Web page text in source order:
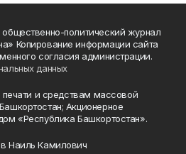
политический журнал
Копирование информации сайта
согласия администрации.
данных
печати и средствам массовой
Акционерное
«Республика Башкортостан».
Наиль Камилович